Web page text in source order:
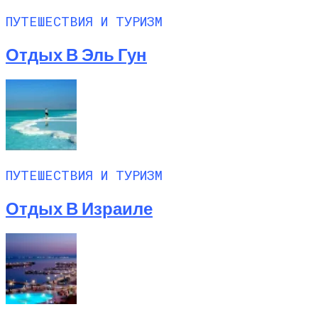
ПУТЕШЕСТВИЯ И ТУРИЗМ
Отдых В Эль Гун
ПУТЕШЕСТВИЯ И ТУРИЗМ
Отдых В Израиле